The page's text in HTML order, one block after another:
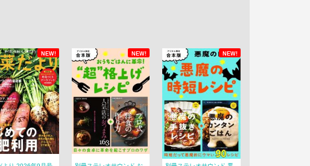
NEW! NEW! NEW!